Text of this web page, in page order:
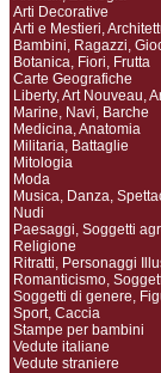
Arti Decorative
Arti e Mestieri,
Bambini, Ragazzi,
Botanica, Fiori, Frutta
Carte Geografiche
Liberty, Art Nouveau,
Marine, Navi, Barche
Medicina, Anatomia
Militaria, Battaglie
Mitologia
Moda
Musica, Danza,
Nudi
Paesaggi, Soggetti
Religione
Ritratti, Personaggi
Romanticismo,
Soggetti di genere,
Sport, Caccia
Stampe per bambini
Vedute italiane
Vedute straniere